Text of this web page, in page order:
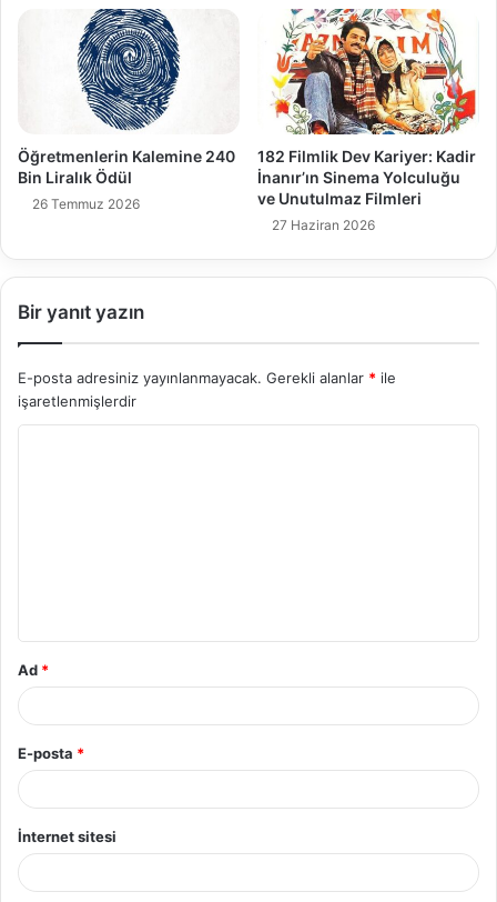
Öğretmenlerin Kalemine 240
Bin Liralık Ödül
26 Temmuz 2026
182 Filmlik Dev Kariyer: Kadir
İnanır’ın Sinema Yolculuğu
ve Unutulmaz Filmleri
27 Haziran 2026
Bir yanıt yazın
E-posta adresiniz yayınlanmayacak. Gerekli alanlar * ile
işaretlenmişlerdir
Ad *
E-posta *
İnternet sitesi